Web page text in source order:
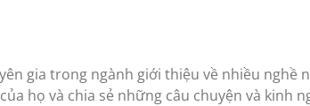
gia trong ngành giới thiệu về nhiều nghề
họ và chia sẻ những câu chuyện và kinh